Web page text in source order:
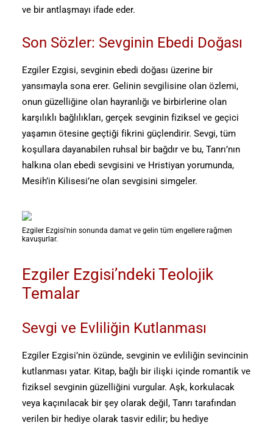
ve bir antlaşmayı ifade eder.
Son Sözler: Sevginin Ebedi Doğası
Ezgiler Ezgisi, sevginin ebedi doğası üzerine bir
yansımayla sona erer. Gelinin sevgilisine olan özlemi,
onun güzelliğine olan hayranlığı ve birbirlerine olan
karşılıklı bağlılıkları, gerçek sevginin fiziksel ve geçici
yaşamın ötesine geçtiği fikrini güçlendirir. Sevgi, tüm
koşullara dayanabilen ruhsal bir bağdır ve bu, Tanrı’nın
halkına olan ebedi sevgisini ve Hristiyan yorumunda,
Mesih’in Kilisesi’ne olan sevgisini simgeler.
Ezgiler Ezgisi'nin sonunda damat ve gelin tüm engellere rağmen
kavuşurlar.
Ezgiler Ezgisi’ndeki Teolojik
Temalar
Sevgi ve Evliliğin Kutlanması
Ezgiler Ezgisi’nin özünde, sevginin ve evliliğin sevincinin
kutlanması yatar. Kitap, bağlı bir ilişki içinde romantik ve
fiziksel sevginin güzelliğini vurgular. Aşk, korkulacak
veya kaçınılacak bir şey olarak değil, Tanrı tarafından
verilen bir hediye olarak tasvir edilir; bu hediye